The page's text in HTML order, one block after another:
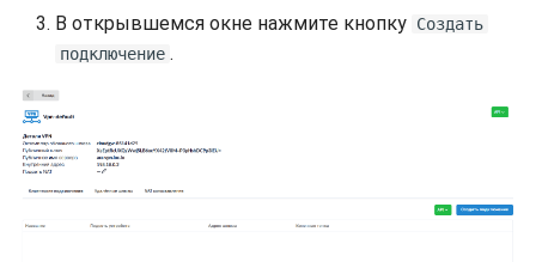
В открывшемся окне нажмите кнопку Создать
подключение .